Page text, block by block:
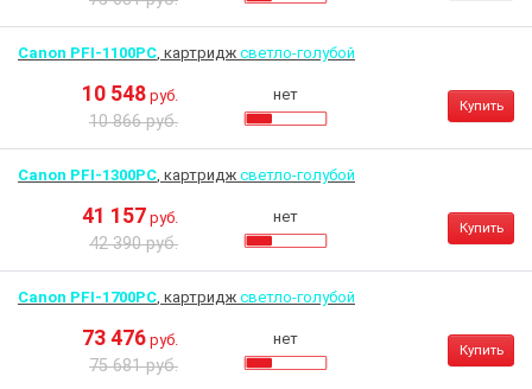
Canon PFI-1100PC, картридж светло-голубой
10 548 руб.
10 866 руб.
нет
Купить
Canon PFI-1300PC, картридж светло-голубой
41 157 руб.
42 390 руб.
нет
Купить
Canon PFI-1700PC, картридж светло-голубой
73 476 руб.
75 681 руб.
нет
Купить